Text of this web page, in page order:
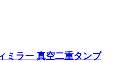
ラー 真空二重タンブ